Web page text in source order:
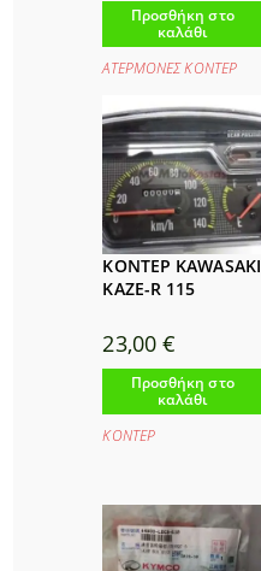
Προσθήκη στο
καλάθι
ΑΤΕΡΜΟΝΕΣ ΚΟΝΤΕΡ
ΚΟΝΤΕΡ KAWASAKI
KAZE-R 115
23,00€
Προσθήκη στο
καλάθι
ΚΟΝΤΕΡ